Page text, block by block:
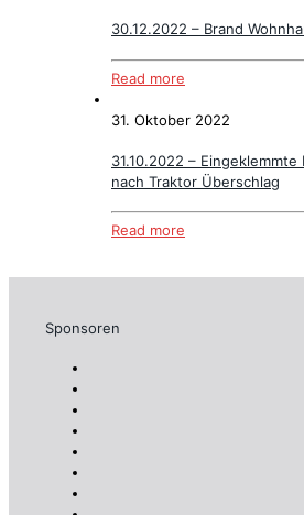
30.12.2022 – Brand
Read more
31. Oktober 2022
31.10.2022 – Eingeklemmte
nach Traktor Überschlag
Read more
Sponsoren